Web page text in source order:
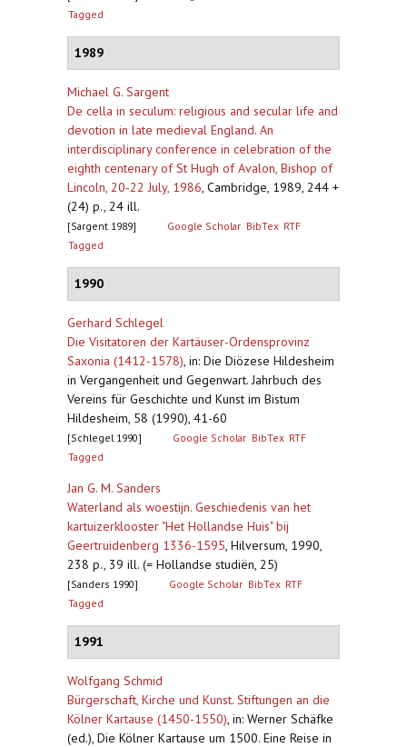
Tagged
1989
Michael G. Sargent
De cella in seculum: religious and secular life and
devotion in late medieval England. An
interdisciplinary conference in celebration of the
eighth centenary of St Hugh of Avalon, Bishop of
Lincoln, 20-22 July, 1986, Cambridge, 1989, 244 +
(24) p., 24 ill.
[Sargent 1989] Google Scholar BibTex RTF
Tagged
1990
Gerhard Schlegel
Die Visitatoren der Kartäuser-Ordensprovinz
Saxonia (1412-1578), in: Die Diözese Hildesheim
in Vergangenheit und Gegenwart. Jahrbuch des
Vereins für Geschichte und Kunst im Bistum
Hildesheim, 58 (1990), 41-60
[Schlegel 1990] Google Scholar BibTex RTF
Tagged
Jan G. M. Sanders
Waterland als woestijn. Geschiedenis van het
kartuizerklooster "Het Hollandse Huis" bij
Geertruidenberg 1336-1595, Hilversum, 1990,
238 p., 39 ill. (= Hollandse studiën, 25)
[Sanders 1990] Google Scholar BibTex RTF
Tagged
1991
Wolfgang Schmid
Bürgerschaft, Kirche und Kunst. Stiftungen an die
Kölner Kartause (1450-1550), in: Werner Schäfke
(ed.), Die Kölner Kartause um 1500. Eine Reise in